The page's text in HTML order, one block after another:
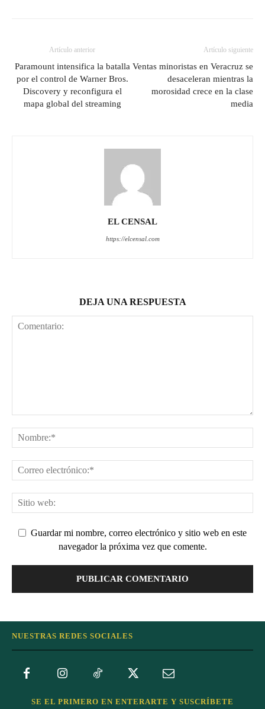
Artículo anterior
Paramount intensifica la batalla
por el control de Warner Bros.
Discovery y reconfigura el
mapa global del streaming
Artículo siguiente
Ventas minoristas en Veracruz se
desaceleran mientras la
morosidad crece en la clase
media
EL CENSAL
https://elcensal.com
DEJA UNA RESPUESTA
Guardar mi nombre, correo electrónico y sitio web en este
navegador la próxima vez que comente.
NUESTRAS REDES SOCIALES
SE EL PRIMERO EN ENTERARTE Y SUSCRÍBETE